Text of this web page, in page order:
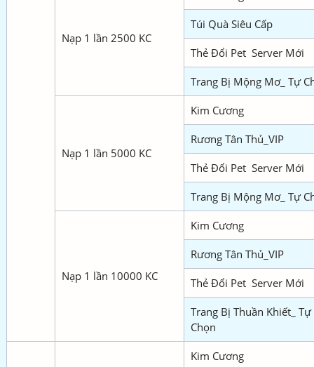
Nạp 1 lần 2500 KC
Túi Quà Siêu Cấp
Thẻ Đổi Pet Server Mới
Trang Bị Mộng Mơ_ Tự
Nạp 1 lần 5000 KC
Kim Cương
Rương Tân Thủ_VIP
Thẻ Đổi Pet Server Mới
Trang Bị Mộng Mơ_ Tự
Nạp 1 lần 10000 KC
Kim Cương
Rương Tân Thủ_VIP
Thẻ Đổi Pet Server Mới
Trang Bị Thuần Khiết_ Tự
Chọn
Kim Cương